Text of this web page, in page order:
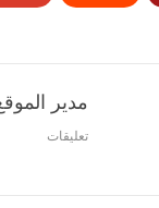
مدير
تعليقات